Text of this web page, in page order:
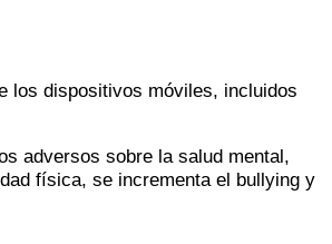
los dispositivos móviles, incluidos
adversos sobre la salud mental,
física, se incrementa el bullying y